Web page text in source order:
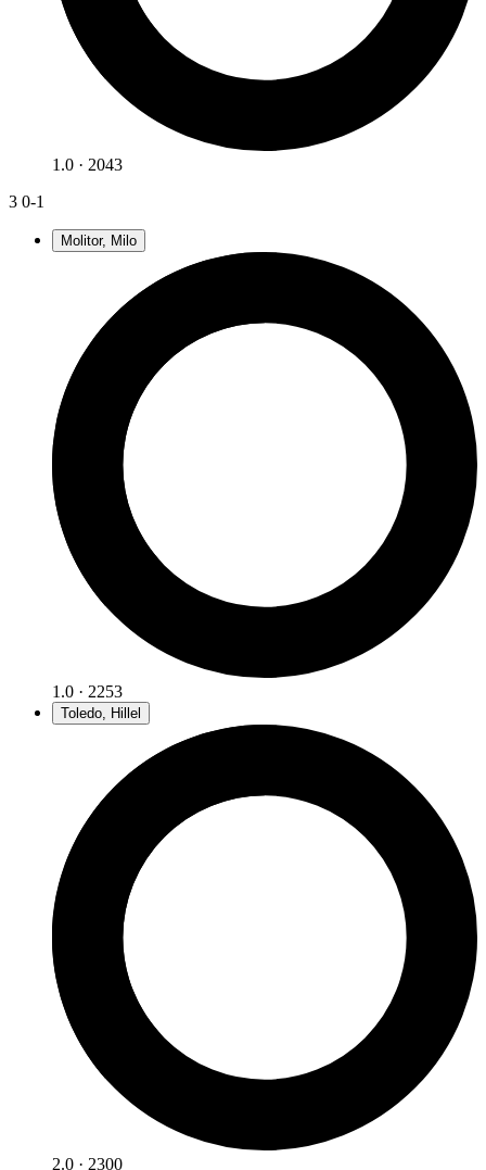
1.0 · 2043
3 0-1
Molitor, Milo
1.0 · 2253
Toledo, Hillel
2.0 · 2300